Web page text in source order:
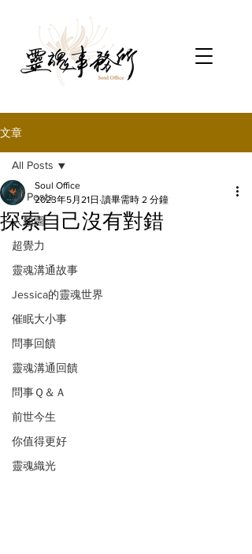
文章
All Posts
人類圖
超覺力
靈魂溝通故事
Jessica的靈魂世界
催眠大小事
問事回饋
靈魂溝通回饋
問事Ｑ＆Ａ
前世今生
你值得更好
靈魂織光
All Posts
探索自己沒有對錯
Soul Office
2023年5月21日 讀畢需時 2 分鐘